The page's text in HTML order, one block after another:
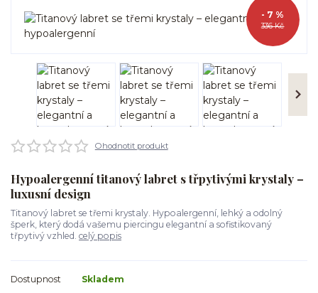
336 Kč
- 7 %
Ohodnotit produkt
Hypoalergenní titanový labret s třpytivými krystaly –
luxusní design
Titanový labret se třemi krystaly. Hypoalergenní, lehký a odolný
šperk, který dodá vašemu piercingu elegantní a sofistikovaný
třpytivý vzhled. celý popis
Dostupnost
Skladem